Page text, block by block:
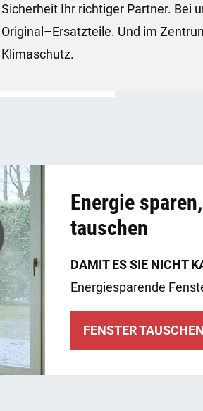
Sicherheit Ihr richtiger Partner. Bei
Original–Ersatzteile. Und im
Klimaschutz.
Energie
tauschen
DAMIT ES SIE NICHT
Energiesparende
FENSTER